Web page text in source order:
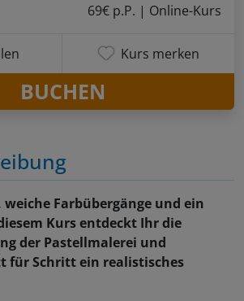
Farbübergänge und ein
Kurs entdeckt Ihr die
der Pastellmalerei und
für Schritt ein realistisches
69€ p.P. | Online-Kurs
Kurs merken
BUCHEN